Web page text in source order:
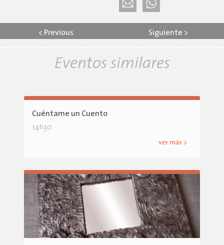
< Previous Siguiente >
Eventos similares
Cuéntame un Cuento
14h30
ver más >